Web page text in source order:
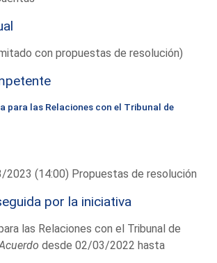
con propuestas de resolución)
para las Relaciones con el Tribunal de
2023 (14:00) Propuestas de resolución
por la iniciativa
las Relaciones con el Tribunal de
desde 02/03/2022 hasta